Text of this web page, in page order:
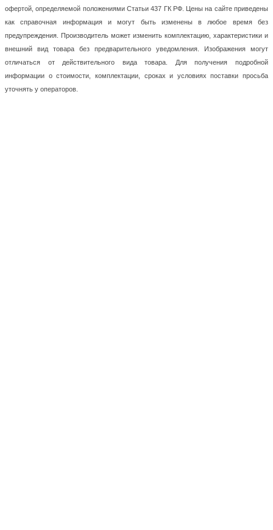
офертой, определяемой положениями Статьи 437 ГК РФ. Цены на сайте приведены
как справочная информация и могут быть изменены в любое время без
предупреждения. Производитель может изменить комплектацию, характеристики и
внешний вид товара без предварительного уведомления. Изображения могут
отличаться от действительного вида товара. Для получения подробной
информации о стоимости, комплектации, сроках и условиях поставки просьба
уточнять у операторов.